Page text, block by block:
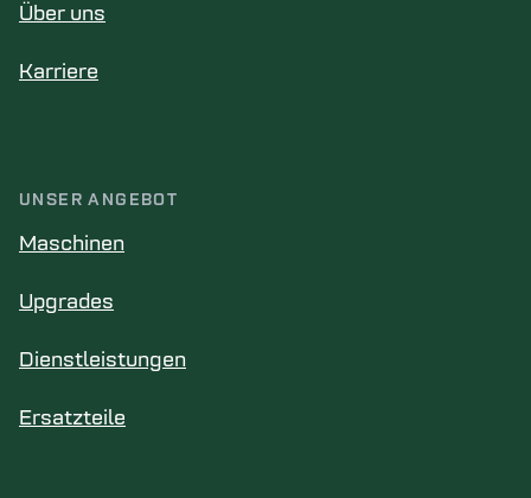
Über uns
Karriere
UNSER ANGEBOT
Maschinen
Upgrades
Dienstleistungen
Ersatzteile